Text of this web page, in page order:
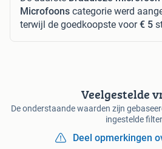
Microfoons categorie werd
terwijl de goedkoopste voor€ 5
Veelgestelde
De onderstaande waarden zijn
ingestelde
Deel opmerkingen